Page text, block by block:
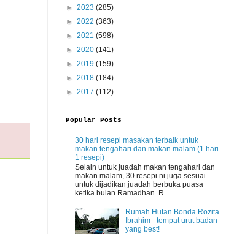
► 2023 (285)
► 2022 (363)
► 2021 (598)
► 2020 (141)
► 2019 (159)
► 2018 (184)
► 2017 (112)
Popular Posts
30 hari resepi masakan terbaik untuk
makan tengahari dan makan malam (1 hari
1 resepi)
Selain untuk juadah makan tengahari dan
makan malam, 30 resepi ni juga sesuai
untuk dijadikan juadah berbuka puasa
ketika bulan Ramadhan. R...
Rumah Hutan Bonda Rozita
Ibrahim - tempat urut badan
yang best!